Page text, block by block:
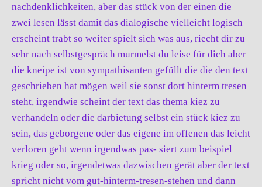
nachdenklichkeiten, aber das stück von der einen die
zwei lesen lässt damit das dialogische vielleicht logisch
erscheint trabt so weiter spielt sich was aus, riecht dir zu
sehr nach selbstgespräch murmelst du leise für dich aber
die kneipe ist von sympathisanten gefüllt die die den text
geschrieben hat mögen weil sie sonst dort hinterm tresen
steht, irgendwie scheint der text das thema kiez zu
verhandeln oder die darbietung selbst ein stück kiez zu
sein, das geborgene oder das eigene im offenen das leicht
verloren geht wenn irgendwas pas- siert zum beispiel
krieg oder so, irgendetwas dazwischen gerät aber der text
spricht nicht vom gut-hinterm-tresen-stehen und dann